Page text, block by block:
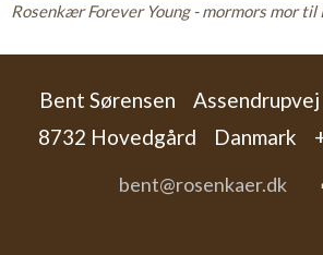
Rosenkær Forever Young - mormors mor
Bent Sørensen
8732 Hovedgård
Danmark
bent@rosenkaer.dk